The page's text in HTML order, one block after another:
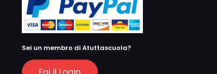
Sei un membro di Atuttascuola?